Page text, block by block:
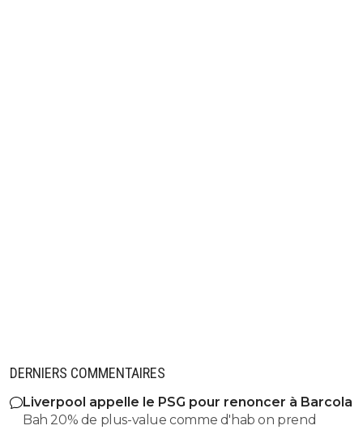
DERNIERS COMMENTAIRES
Liverpool appelle le PSG pour renoncer à Barcola
Bah 20% de plus-value comme d'hab on prend